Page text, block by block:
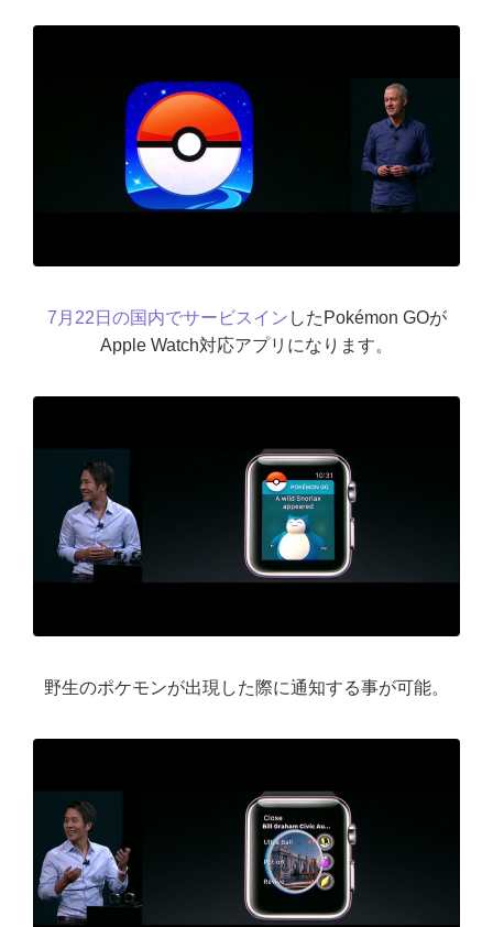
7月22日の国内でサービスイン したPokémon GOが
Apple Watch対応アプリになります。
野生のポケモンが出現した際に通知する事が可能。